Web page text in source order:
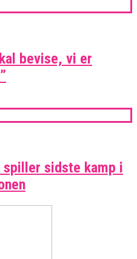
bevise, vi er
sidste kamp i